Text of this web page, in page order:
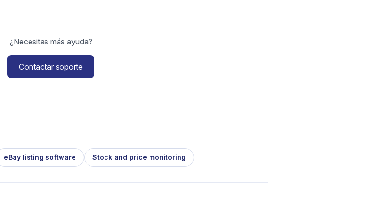
¿Necesitas más ayuda?
Contactar soporte
eBay listing software Stock and price monitoring